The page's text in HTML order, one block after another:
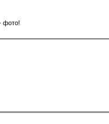
фото!